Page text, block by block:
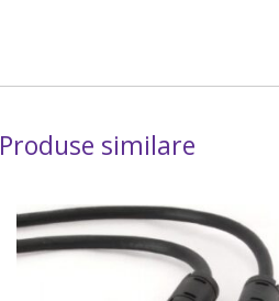
Produse similare